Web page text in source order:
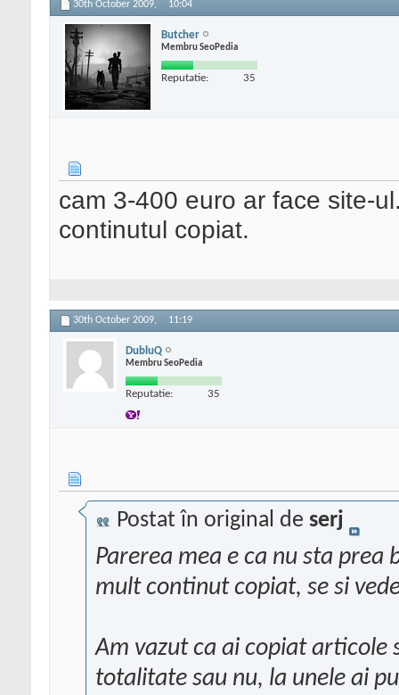
30th October 2009, 10:04
Butcher
Membru SeoPedia
Reputatie: 35
cam 3-400 euro ar face site-
continutul copiat.
30th October 2009, 11:19
DubluQ
Membru SeoPedia
Reputatie: 35
Postat în original de serj
Parerea mea e ca nu sta prea
mult continut copiat, se si
Am vazut ca ai copiat articole
totalitate sau nu, la unele ai